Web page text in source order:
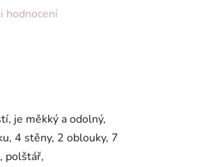
hodnocení
je měkký a odolný,
4 stěny, 2 oblouky, 7
polštář,